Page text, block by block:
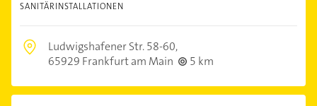
SANITÄRINSTALLATIONEN
Ludwigshafener Str. 58-60,
65929 Frankfurt am Main
5 km